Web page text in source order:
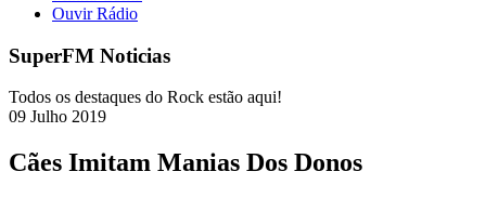
Ouvir Rádio
SuperFM Noticias
Todos os destaques do Rock estão aqui!
09 Julho 2019
Cães Imitam Manias Dos Donos